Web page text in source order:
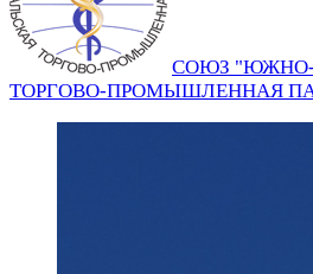
СОЮЗ
ТОРГОВО-ПРОМЫШЛЕННАЯ